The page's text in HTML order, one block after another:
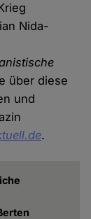
Nida-
über diese
und
.